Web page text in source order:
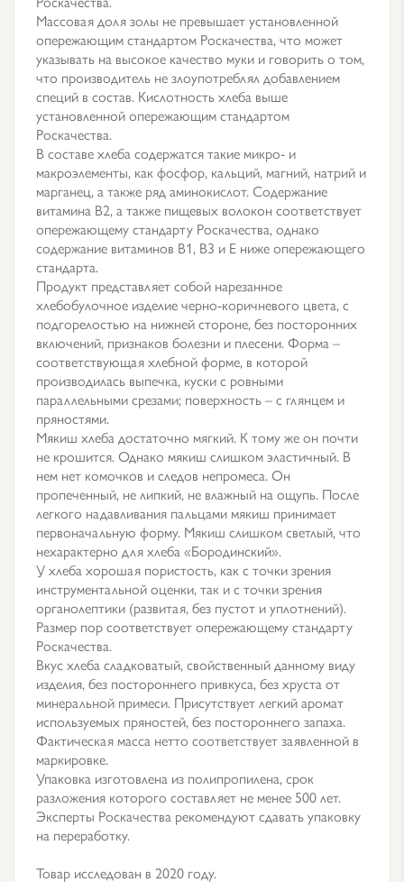
Массовая доля золы не превышает установленной
опережающим стандартом Роскачества, что может
указывать на высокое качество муки и говорить о том,
что производитель не злоупотреблял добавлением
специй в состав. Кислотность хлеба выше
установленной опережающим стандартом
Роскачества.
В составе хлеба содержатся такие микро- и
макроэлементы, как фосфор, кальций, магний, натрий и
марганец, а также ряд аминокислот. Содержание
витамина В2, а также пищевых волокон соответствует
опережающему стандарту Роскачества, однако
содержание витаминов В1, В3 и Е ниже опережающего
стандарта.
Продукт представляет собой нарезанное
хлебобулочное изделие черно-коричневого цвета, с
подгорелостью на нижней стороне, без посторонних
включений, признаков болезни и плесени. Форма –
соответствующая хлебной форме, в которой
производилась выпечка, куски с ровными
параллельными срезами; поверхность – с глянцем и
пряностями.
Мякиш хлеба достаточно мягкий. К тому же он почти
не крошится. Однако мякиш слишком эластичный. В
нем нет комочков и следов непромеса. Он
пропеченный, не липкий, не влажный на ощупь. После
легкого надавливания пальцами мякиш принимает
первоначальную форму. Мякиш слишком светлый, что
нехарактерно для хлеба «Бородинский».
У хлеба хорошая пористость, как с точки зрения
инструментальной оценки, так и с точки зрения
органолептики (развитая, без пустот и уплотнений).
Размер пор соответствует опережающему стандарту
Роскачества.
Вкус хлеба сладковатый, свойственный данному виду
изделия, без постороннего привкуса, без хруста от
минеральной примеси. Присутствует легкий аромат
используемых пряностей, без постороннего запаха.
Фактическая масса нетто соответствует заявленной в
маркировке.
Упаковка изготовлена из полипропилена, срок
разложения которого составляет не менее 500 лет.
Эксперты Роскачества рекомендуют сдавать упаковку
на переработку.
Товар исследован в 2020 году.